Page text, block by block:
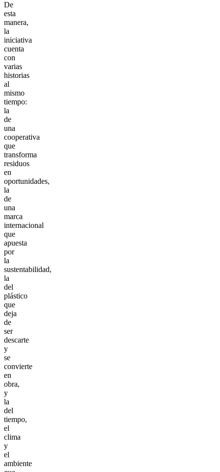
De
esta
manera,
la
iniciativa
cuenta
con
varias
historias
al
mismo
tiempo:
la
de
una
cooperativa
que
transforma
residuos
en
oportunidades,
la
de
una
marca
internacional
que
apuesta
por
la
sustentabilidad,
la
del
plástico
que
deja
de
ser
descarte
y
se
convierte
en
obra,
y
la
del
tiempo,
el
clima
y
el
ambiente